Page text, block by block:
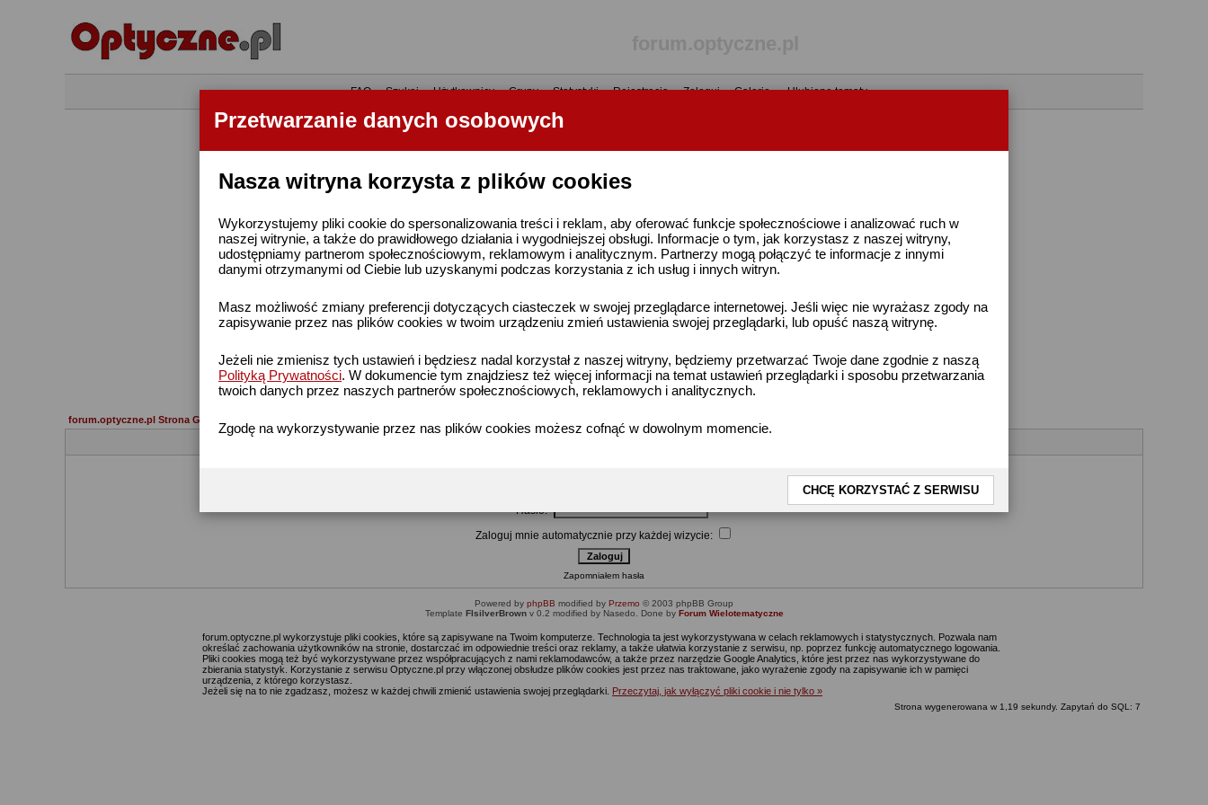
Przetwarzanie danych osobowych
Nasza witryna korzysta z plików cookies
Wykorzystujemy pliki cookie do spersonalizowania treści i reklam, aby oferować funkcje społecznościowe i analizować ruch w
naszej witrynie, a także do prawidłowego działania i wygodniejszej obsługi. Informacje o tym, jak korzystasz z naszej witryny,
udostępniamy partnerom społecznościowym, reklamowym i analitycznym. Partnerzy mogą połączyć te informacje z innymi
danymi otrzymanymi od Ciebie lub uzyskanymi podczas korzystania z ich usług i innych witryn.
Masz możliwość zmiany preferencji dotyczących ciasteczek w swojej przeglądarce internetowej. Jeśli więc nie wyrażasz zgody na
zapisywanie przez nas plików cookies w twoim urządzeniu zmień ustawienia swojej przeglądarki, lub opuść naszą witrynę.
Jeżeli nie zmienisz tych ustawień i będziesz nadal korzystał z naszej witryny, będziemy przetwarzać Twoje dane zgodnie z naszą
Polityką Prywatności. W dokumencie tym znajdziesz też więcej informacji na temat ustawień przeglądarki i sposobu przetwarzania
twoich danych przez naszych partnerów społecznościowych, reklamowych i analitycznych.
Zgodę na wykorzystywanie przez nas plików cookies możesz cofnąć w dowolnym momencie.
CHCĘ KORZYSTAĆ Z SERWISU
•FAQ•Szukaj•Użytkownicy•Grupy•Statystyki•Rejestracja•Zaloguj•Galerie• Ulubione tematy
forum.optyczne.pl Strona Główna
Hasło:
Zaloguj mnie automatycznie przy każdej wizycie:
Zapomniałem hasła
Powered by phpBB modified by Przemo © 2003 phpBB Group
Template FIsilverBrownv 0.2 modified by Nasedo. Done by Forum Wielotematyczne
forum.optyczne.pl wykorzystuje pliki cookies, które są zapisywane na Twoim komputerze. Technologia ta jest wykorzystywana w celach reklamowych i statystycznych. Pozwala nam
określać zachowania użytkowników na stronie, dostarczać im odpowiednie treści oraz reklamy, a także ułatwia korzystanie z serwisu, np. poprzez funkcję automatycznego logowania.
Pliki cookies mogą też być wykorzystywane przez współpracujących z nami reklamodawców, a także przez narzędzie Google Analytics, które jest przez nas wykorzystywane do
zbierania statystyk. Korzystanie z serwisu Optyczne.pl przy włączonej obsłudze plików cookies jest przez nas traktowane, jako wyrażenie zgody na zapisywanie ich w pamięci
urządzenia, z którego korzystasz.
Jeżeli się na to nie zgadzasz, możesz w każdej chwili zmienić ustawienia swojej przeglądarki. Przeczytaj, jak wyłączyć pliki cookie i nie tylko »
Strona wygenerowana w 1,19 sekundy. Zapytań do SQL: 7